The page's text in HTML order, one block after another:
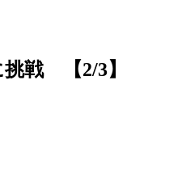
戦 【2/3】